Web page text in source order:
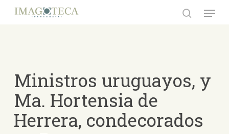
Menu
Ministros uruguayos, y
Ma. Hortensia de
Herrera, condecorados